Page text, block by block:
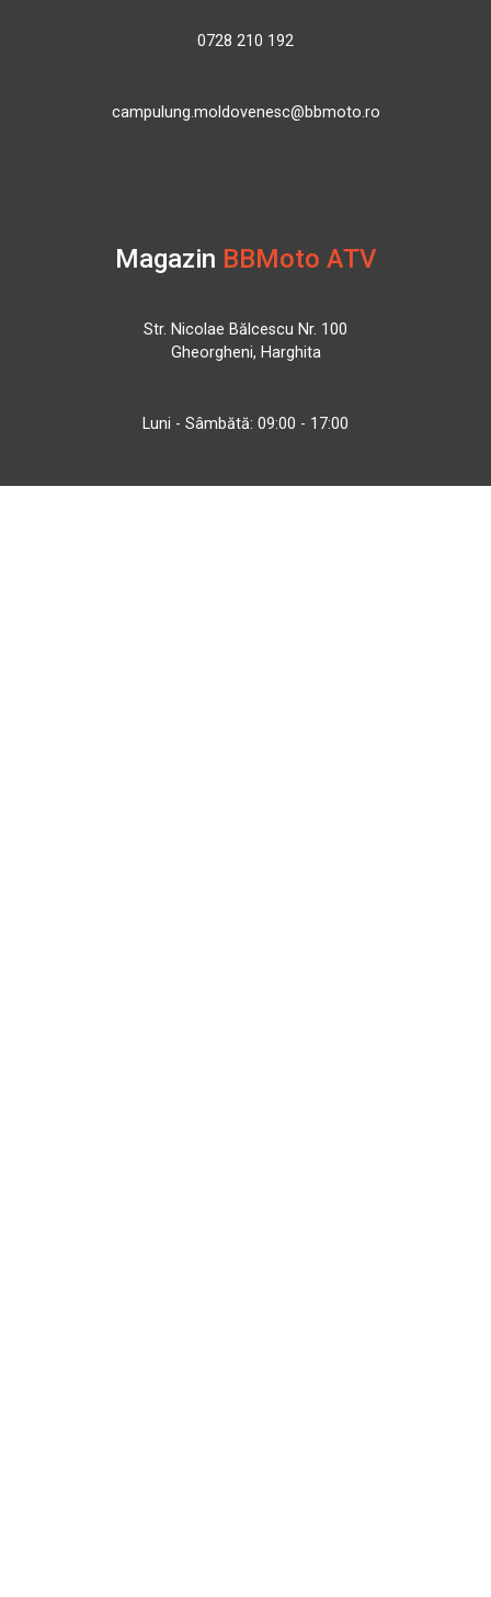
0728 210 192
campulung.moldovenesc@bbmoto.ro
Magazin BBMoto ATV
Str. Nicolae Bălcescu Nr. 100
Gheorgheni, Harghita
Luni - Sâmbătă: 09:00 - 17:00